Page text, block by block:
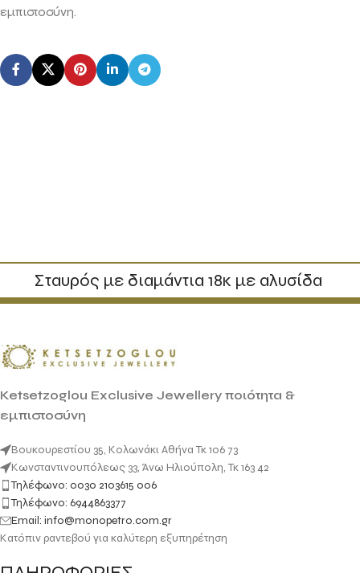
εμπιστοσύνη.
Σταυρός με διαμάντια 18κ με αλυσίδα
Ketsetzoglou Exclusive Jewellery ποιότητα &
εμπιστοσύνη
Βουκουρεστίου 35, Κολωνάκι Αθήνα Τκ 106 73
Κωνσταντινουπόλεως 33, Άνω Ηλιούπολη, Τκ 163 42
Τηλέφωνο: 0030 2103615 006
Τηλέφωνο: 6944863377
Email: info@monopetro.com.gr
Κατόπιν ραντεβού για καλύτερη εξυπηρέτηση